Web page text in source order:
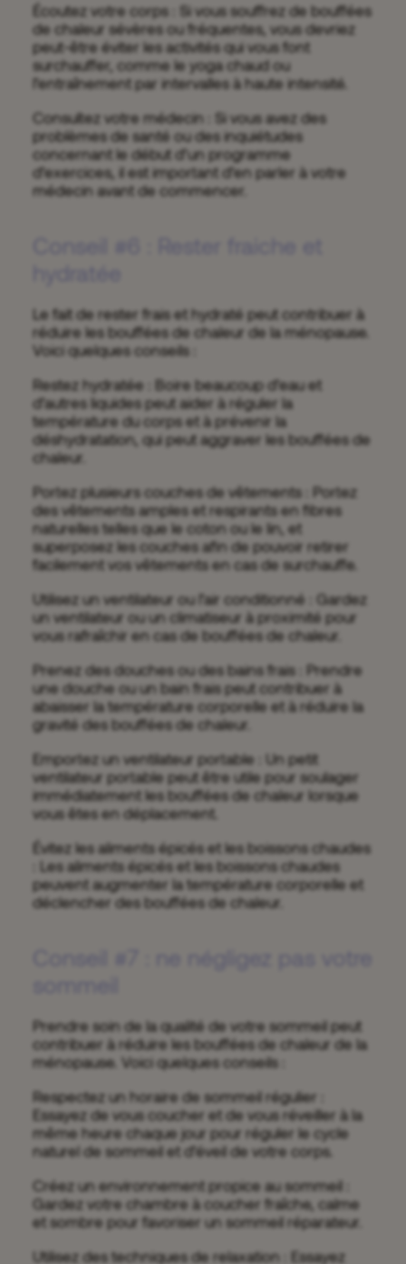
Écoutez votre corps : Si vous souffrez de bouffées
de chaleur sévères ou fréquentes, vous devriez
peut-être éviter les activités qui vous font
surchauffer, comme le yoga chaud ou
l’entraînement par intervalles à haute intensité.
Consultez votre médecin : Si vous avez des
problèmes de santé ou des inquiétudes
concernant le début d’un programme
d’exercices, il est important d’en parler à votre
médecin avant de commencer.
Conseil #6 : Rester fraiche et
Le fait de rester frais et hydraté peut contribuer à
réduire les bouffées de chaleur de la ménopause.
Voici quelques conseils :
Restez hydratée : Boire beaucoup d’eau et
d’autres liquides peut aider à réguler la
température du corps et à prévenir la
déshydratation, qui peut aggraver les bouffées de
chaleur.
Portez plusieurs couches de vêtements : Portez
des vêtements amples et respirants en fibres
naturelles telles que le coton ou le lin, et
superposez les couches afin de pouvoir retirer
facilement vos vêtements en cas de surchauffe.
Utilisez un ventilateur ou l’air conditionné : Gardez
un ventilateur ou un climatiseur à proximité pour
vous rafraîchir en cas de bouffées de chaleur.
Prenez des douches ou des bains frais : Prendre
une douche ou un bain frais peut contribuer à
abaisser la température corporelle et à réduire la
gravité des bouffées de chaleur.
Emportez un ventilateur portable : Un petit
ventilateur portable peut être utile pour soulager
immédiatement les bouffées de chaleur lorsque
vous êtes en déplacement.
Évitez les aliments épicés et les boissons chaudes
: Les aliments épicés et les boissons chaudes
peuvent augmenter la température corporelle et
déclencher des bouffées de chaleur.
Conseil #7 : ne négligez pas votre
Prendre soin de la qualité de votre sommeil peut
contribuer à réduire les bouffées de chaleur de la
ménopause. Voici quelques conseils :
Respectez un horaire de sommeil régulier :
Essayez de vous coucher et de vous réveiller à la
même heure chaque jour pour réguler le cycle
naturel de sommeil et d’éveil de votre corps.
Créez un environnement propice au sommeil :
Gardez votre chambre à coucher fraîche, calme
et sombre pour favoriser un sommeil réparateur.
Utilisez des techniques de relaxation : Essayez